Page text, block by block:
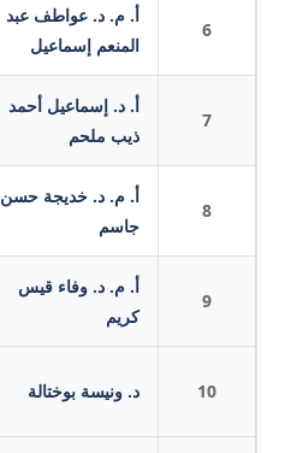
6
أ. م. د. عواطف عبد
المنعم إسماعيل
7
أ. د. إسماعيل أحمد
ذيب ملحم
8
أ. م. د. خديجة حسن
جاسم
9
أ. م. د. وفاء قيس
كريم
10 د. ونيسة بوختالة